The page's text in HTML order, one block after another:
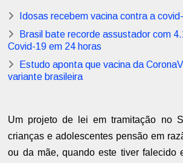
Idosas recebem vacina contra a
Brasil bate recorde assustador com
Covid-19 em 24 horas
Estudo aponta que vacina da
variante brasileira
Um projeto de lei em tramitação no
crianças e adolescentes pensão em
ou da mãe, quando este tiver falecido